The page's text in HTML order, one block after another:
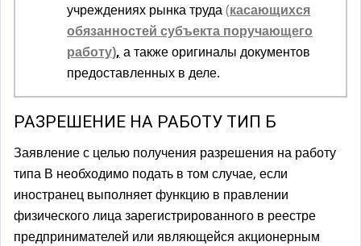
учреждениях рынка труда(касающихся
обязанностей субъекта поручающего
работу), а также оригиналы документов
предоставленных в деле.
РАЗРЕШЕНИЕ НА РАБОТУ ТИП Б
Заявление с целью получения разрешения на работу
типа В необходимо подать в том случае, если
иностранец выполняет функцию в правлении
физического лица зарегистрированного в реестре
предпринимателей или являющейся акционерным